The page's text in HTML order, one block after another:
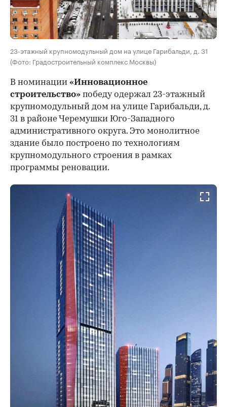
23-этажный крупномодульный дом на улице Гарибальди, д. 31
(Фото: Градостроительный комплекс Москвы)
В номинации «Инновационное
строительство» победу одержал 23-этажный
крупномодульный дом на улице Гарибальди, д.
31 в районе Черемушки Юго-Западного
административного округа. Это монолитное
здание было построено по технологиям
крупномодульного строения в рамках
программы реновации.